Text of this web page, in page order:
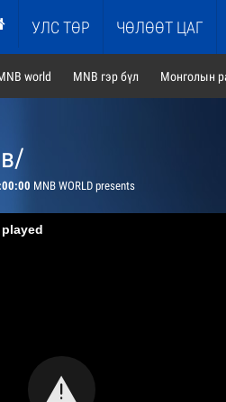
УЛС ТӨР ЧӨЛӨӨТ ЦАГ
world MNB гэр бүл Монголын
MNB WORLD presents